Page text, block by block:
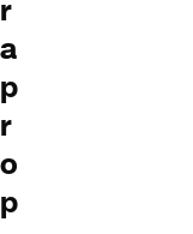
r
a
p
r
o
p